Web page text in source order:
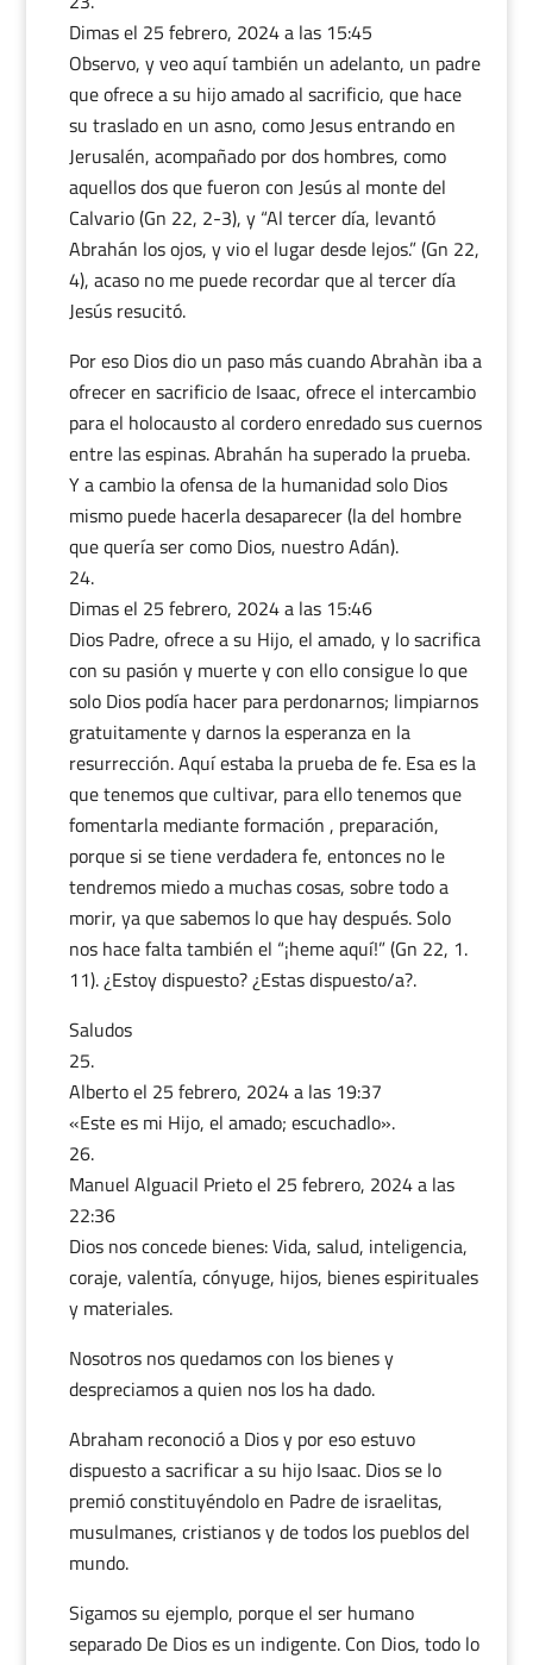
Dimasel 25 febrero, 2024 a las 15:45
Observo, y veo aquí también un adelanto, un padre
que ofrece a su hijo amado al sacrificio, que hace
su traslado en un asno, como Jesus entrando en
Jerusalén, acompañado por dos hombres, como
aquellos dos que fueron con Jesús al monte del
Calvario (Gn 22, 2-3), y “Al tercer día, levantó
Abrahán los ojos, y vio el lugar desde lejos.” (Gn 22,
4), acaso no me puede recordar que al tercer día
Jesús resucitó.
Por eso Dios dio un paso más cuando Abrahàn iba a
ofrecer en sacrificio de Isaac, ofrece el intercambio
para el holocausto al cordero enredado sus cuernos
entre las espinas. Abrahán ha superado la prueba.
Y a cambio la ofensa de la humanidad solo Dios
mismo puede hacerla desaparecer (la del hombre
que quería ser como Dios, nuestro Adán).
Dimasel 25 febrero, 2024 a las 15:46
Dios Padre, ofrece a su Hijo, el amado, y lo sacrifica
con su pasión y muerte y con ello consigue lo que
solo Dios podía hacer para perdonarnos; limpiarnos
gratuitamente y darnos la esperanza en la
resurrección. Aquí estaba la prueba de fe. Esa es la
que tenemos que cultivar, para ello tenemos que
fomentarla mediante formación , preparación,
porque si se tiene verdadera fe, entonces no le
tendremos miedo a muchas cosas, sobre todo a
morir, ya que sabemos lo que hay después. Solo
nos hace falta también el “¡heme aquí!” (Gn 22, 1.
11). ¿Estoy dispuesto? ¿Estas dispuesto/a?.
Saludos
Albertoel 25 febrero, 2024 a las 19:37
«Este es mi Hijo, el amado; escuchadlo».
Manuel Alguacil Prietoel 25 febrero, 2024 a las
22:36
Dios nos concede bienes: Vida, salud, inteligencia,
coraje, valentía, cónyuge, hijos, bienes espirituales
y materiales.
Nosotros nos quedamos con los bienes y
despreciamos a quien nos los ha dado.
Abraham reconoció a Dios y por eso estuvo
dispuesto a sacrificar a su hijo Isaac. Dios se lo
premió constituyéndolo en Padre de israelitas,
musulmanes, cristianos y de todos los pueblos del
mundo.
Sigamos su ejemplo, porque el ser humano
separado De Dios es un indigente. Con Dios, todo lo